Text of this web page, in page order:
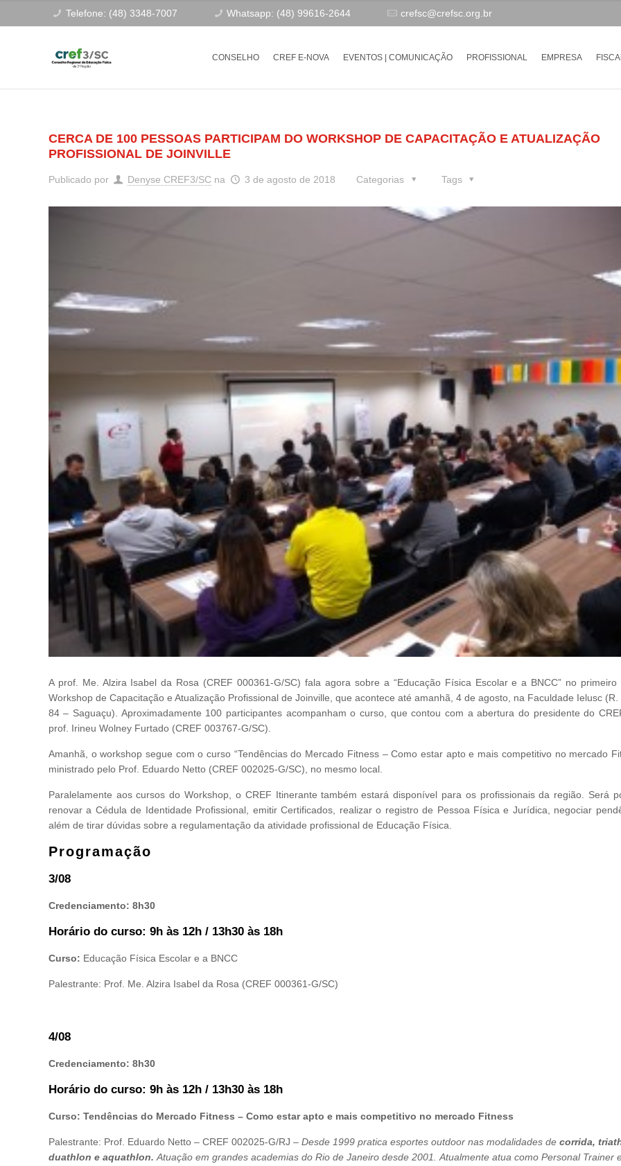
Telefone: (48) 3348-7007 Whatsapp: (48) 99616-2644 crefsc@crefsc.org.br
CONSELHO CREF E-NOVA EVENTOS | COMUNICAÇÃO PROFISSIONAL EMPRESA
CERCA DE 100 PESSOAS PARTICIPAM DO WORKSHOP DE CAPACITAÇÃO E ATUALIZAÇÃO
PROFISSIONAL DE JOINVILLE
Publicado por Denyse CREF3/SC na 3 de agosto de 2018 Categorias Tags
A prof. Me. Alzira Isabel da Rosa (CREF 000361-G/SC) fala agora sobre a “Educação Física Escolar e a BNCC” no primeiro
Workshop de Capacitação e Atualização Profissional de Joinville, que acontece até amanhã, 4 de agosto, na Faculdade Ielusc (R.
84 – Saguaçu). Aproximadamente 100 participantes acompanham o curso, que contou com a abertura do presidente do
prof. Irineu Wolney Furtado (CREF 003767-G/SC).
Amanhã, o workshop segue com o curso “Tendências do Mercado Fitness – Como estar apto e mais competitivo no mercado
ministrado pelo Prof. Eduardo Netto (CREF 002025-G/SC), no mesmo local.
Paralelamente aos cursos do Workshop, o CREF Itinerante também estará disponível para os profissionais da região. Será
renovar a Cédula de Identidade Profissional, emitir Certificados, realizar o registro de Pessoa Física e Jurídica, negociar
além de tirar dúvidas sobre a regulamentação da atividade profissional de Educação Física.
Programação
3/08
Credenciamento: 8h30
Horário do curso: 9h às 12h / 13h30 às 18h
Curso: Educação Física Escolar e a BNCC
Palestrante: Prof. Me. Alzira Isabel da Rosa (CREF 000361-G/SC)
4/08
Credenciamento: 8h30
Horário do curso: 9h às 12h / 13h30 às 18h
Curso: Tendências do Mercado Fitness – Como estar apto e mais competitivo no mercado Fitness
Palestrante: Prof. Eduardo Netto – CREF 002025-G/RJ – Desde 1999 pratica esportes outdoor nas modalidades de corrida,
duathlon e aquathlon.Atuação em grandes academias do Rio de Janeiro desde 2001. Atualmente atua como Personal Trainer